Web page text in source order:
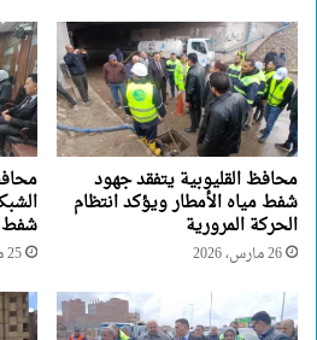
محافظ القليوبية يتفقد جهود
شفط مياه الأمطار ويؤكد انتظام
الحركة المرورية
26 مارس، 2026
شفط
25 مارس، 2026